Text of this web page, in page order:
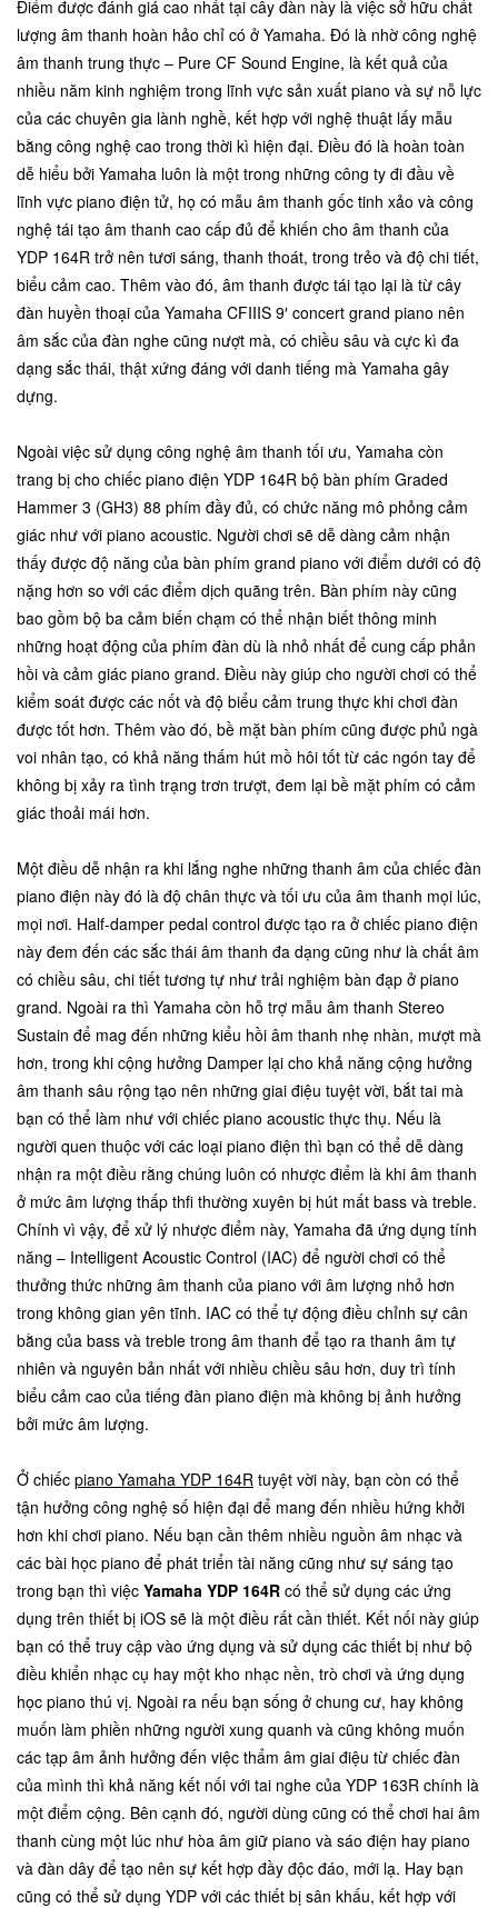
Điểm được đánh giá cao nhất tại cây đàn này là việc sở hữu chất
lượng âm thanh hoàn hảo chỉ có ở Yamaha. Đó là nhờ công nghệ
âm thanh trung thực – Pure CF Sound Engine, là kết quả của
nhiều năm kinh nghiệm trong lĩnh vực sản xuất piano và sự nỗ lực
của các chuyên gia lành nghề, kết hợp với nghệ thuật lấy mẫu
bằng công nghệ cao trong thời kì hiện đại. Điều đó là hoàn toàn
dễ hiểu bởi Yamaha luôn là một trong những công ty đi đầu về
lĩnh vực piano điện tử, họ có mẫu âm thanh gốc tinh xảo và công
nghệ tái tạo âm thanh cao cấp đủ để khiến cho âm thanh của
YDP 164R trở nên tươi sáng, thanh thoát, trong trẻo và độ chi tiết,
biểu cảm cao. Thêm vào đó, âm thanh được tái tạo lại là từ cây
đàn huyền thoại của Yamaha CFIIIS 9′ concert grand piano nên
âm sắc của đàn nghe cũng nượt mà, có chiều sâu và cực kì đa
dạng sắc thái, thật xứng đáng với danh tiếng mà Yamaha gây
dựng.
Ngoài việc sử dụng công nghệ âm thanh tối ưu, Yamaha còn
trang bị cho chiếc piano điện YDP 164R bộ bàn phím Graded
Hammer 3 (GH3) 88 phím đầy đủ, có chức năng mô phỏng cảm
giác như với piano acoustic. Người chơi sẽ dễ dàng cảm nhận
thấy được độ năng của bàn phím grand piano với điểm dưới có độ
nặng hơn so với các điểm dịch quãng trên. Bàn phím này cũng
bao gồm bộ ba cảm biến chạm có thể nhận biết thông minh
những hoạt động của phím đàn dù là nhỏ nhất để cung cấp phản
hồi và cảm giác piano grand. Điều này giúp cho người chơi có thể
kiểm soát được các nốt và độ biểu cảm trung thực khi chơi đàn
được tốt hơn. Thêm vào đó, bề mặt bàn phím cũng được phủ ngà
voi nhân tạo, có khả năng thấm hút mồ hôi tốt từ các ngón tay để
không bị xảy ra tình trạng trơn trượt, đem lại bề mặt phím có cảm
giác thoải mái hơn.
Một điều dễ nhận ra khi lắng nghe những thanh âm của chiếc đàn
piano điện này đó là độ chân thực và tối ưu của âm thanh mọi lúc,
mọi nơi. Half-damper pedal control được tạo ra ở chiếc piano điện
này đem đến các sắc thái âm thanh đa dạng cũng như là chất âm
có chiều sâu, chi tiết tương tự như trải nghiệm bàn đạp ở piano
grand. Ngoài ra thì Yamaha còn hỗ trợ mẫu âm thanh Stereo
Sustain để mag đến những kiểu hồi âm thanh nhẹ nhàn, mượt mà
hơn, trong khi cộng hưởng Damper lại cho khả năng cộng hưởng
âm thanh sâu rộng tạo nên những giai điệu tuyệt vời, bắt tai mà
bạn có thể làm như với chiếc piano acoustic thực thụ. Nếu là
người quen thuộc với các loại piano điện thì bạn có thể dễ dàng
nhận ra một điều rằng chúng luôn có nhược điểm là khi âm thanh
ở mức âm lượng thấp thfi thường xuyên bị hút mất bass và treble.
Chính vì vậy, để xử lý nhược điểm này, Yamaha đã ứng dụng tính
năng – Intelligent Acoustic Control (IAC) để người chơi có thể
thưởng thức những âm thanh của piano với âm lượng nhỏ hơn
trong không gian yên tĩnh. IAC có thể tự động điều chỉnh sự cân
bằng của bass và treble trong âm thanh để tạo ra thanh âm tự
nhiên và nguyên bản nhất với nhiều chiều sâu hơn, duy trì tính
biểu cảm cao của tiếng đàn piano điện mà không bị ảnh hưởng
bởi mức âm lượng.
Ở chiếc piano Yamaha YDP 164R tuyệt vời này, bạn còn có thể
tận hưởng công nghệ số hiện đại để mang đến nhiều hứng khởi
hơn khi chơi piano. Nếu bạn cần thêm nhiều nguồn âm nhạc và
các bài học piano để phát triển tài năng cũng như sự sáng tạo
trong bạn thì việc Yamaha YDP 164R có thể sử dụng các ứng
dụng trên thiết bị iOS sẽ là một điều rất cần thiết. Kết nối này giúp
bạn có thể truy cập vào ứng dụng và sử dụng các thiết bị như bộ
điều khiển nhạc cụ hay một kho nhạc nền, trò chơi và ứng dụng
học piano thú vị. Ngoài ra nếu bạn sống ở chung cư, hay không
muốn làm phiền những người xung quanh và cũng không muốn
các tạp âm ảnh hưởng đến việc thẩm âm giai điệu từ chiếc đàn
của mình thì khả năng kết nối với tai nghe của YDP 163R chính là
một điểm cộng. Bên cạnh đó, người dùng cũng có thể chơi hai âm
thanh cùng một lúc như hòa âm giữ piano và sáo điện hay piano
và đàn dây để tạo nên sự kết hợp đầy độc đáo, mới lạ. Hay bạn
cũng có thể sử dụng YDP với các thiết bị sân khấu, kết hợp với